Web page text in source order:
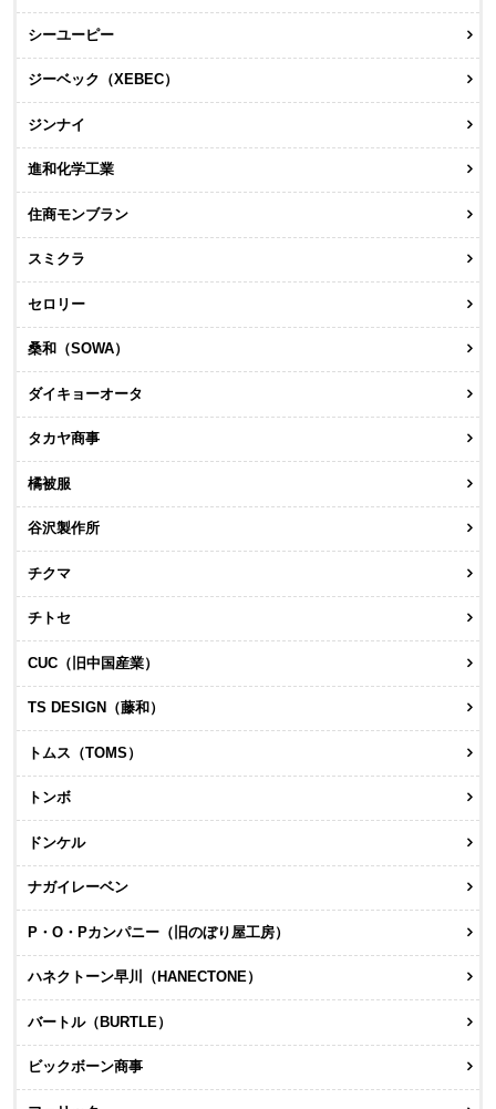
シーユーピー
ジーベック（XEBEC）
ジンナイ
進和化学工業
住商モンブラン
スミクラ
セロリー
桑和（SOWA）
ダイキョーオータ
タカヤ商事
橘被服
谷沢製作所
チクマ
チトセ
CUC（旧中国産業）
TS DESIGN（藤和）
トムス（TOMS）
トンボ
ドンケル
ナガイレーベン
P・O・Pカンパニー（旧のぼり屋工房）
ハネクトーン早川（HANECTONE）
バートル（BURTLE）
ビックボーン商事